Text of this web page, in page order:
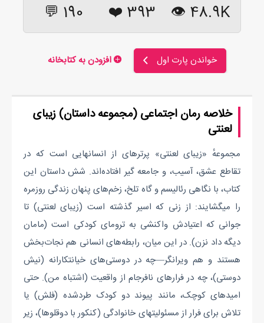
48.9K 👁
393
❤️
190 💬
خواندن پارت اول افزودن به کتابخانه
خلاصه رمان اجتماعی (مجموعه داستان) زیبای
لعنتی
مجموعهٔ «زیبای لعنتی» پرترهای از انسانهایی است که در
تقاطع عشق، آسیب، و جامعه گیر افتاده‌اند. شش داستان این
کتاب، با نگاهی رئالیسم و گاه تلخ، زخم‌های پنهان زندگی روزمره
را میگشایند: از زنی که اسیر گذشته است (زیبای لعنتی) تا
جوانی که اعتیادش واکنشی به ترومای کودکی است (مامان
دیگه داد نزن). در این میان، رابطه‌های انسانی هم نجات‌بخش
هستند و هم ویرانگر—چه در دوستی‌های خیانتکارانه (نیش
دوستی)، چه در فرارهای نافرجام از واقعیت (اشتباه من). حتی
امیدهای کوچک، مانند پیوند دو کودک طردشده (فلش) یا
تلاش برای فرار از مسئولیتهای خانوادگی (کنکور با دوقلوها)، زیر